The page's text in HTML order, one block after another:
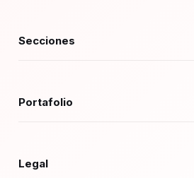
Secciones
Portafolio
Legal